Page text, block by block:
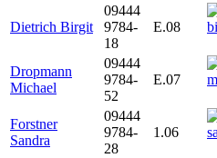
Dietrich Birgit
09444
9784-
18
E.08
Dropmann
Michael
09444
9784-
52
E.07
Forstner
Sandra
09444
9784-
28
1.06